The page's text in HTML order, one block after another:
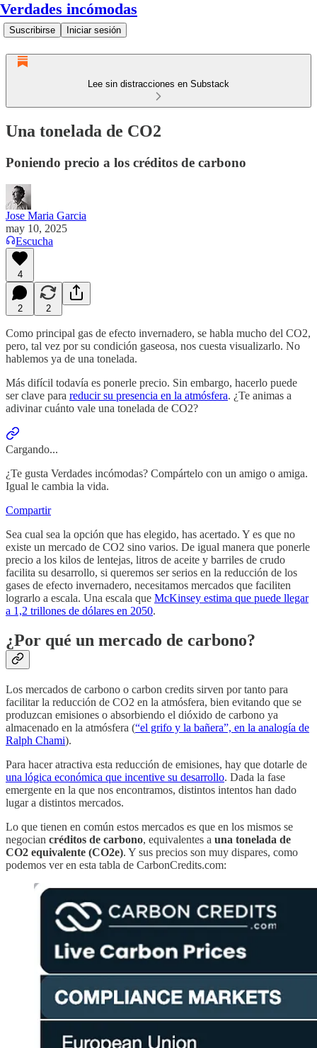
Verdades incómodas
Suscribirse Iniciar sesión
Lee sin distracciones en Substack
Una tonelada de CO2
Poniendo precio a los créditos de carbono
Jose Maria Garcia
may 10, 2025
Escucha
4
2 2
Como principal gas de efecto invernadero, se habla mucho del CO2,
pero, tal vez por su condición gaseosa, nos cuesta visualizarlo. No
hablemos ya de una tonelada.
Más difícil todavía es ponerle precio. Sin embargo, hacerlo puede
ser clave para reducir su presencia en la atmósfera. ¿Te animas a
adivinar cuánto vale una tonelada de CO2?
Cargando...
¿Te gusta Verdades incómodas? Compártelo con un amigo o amiga.
Igual le cambia la vida.
Compartir
Sea cual sea la opción que has elegido, has acertado. Y es que no
existe un mercado de CO2 sino varios. De igual manera que ponerle
precio a los kilos de lentejas, litros de aceite y barriles de crudo
facilita su desarrollo, si queremos ser serios en la reducción de los
gases de efecto invernadero, necesitamos mercados que faciliten
lograrlo a escala. Una escala que McKinsey estima que puede llegar
a 1,2 trillones de dólares en 2050.
¿Por qué un mercado de carbono?
Los mercados de carbono o carbon credits sirven por tanto para
facilitar la reducción de CO2 en la atmósfera, bien evitando que se
produzcan emisiones o absorbiendo el dióxido de carbono ya
almacenado en la atmósfera (“el grifo y la bañera”, en la analogía de
Ralph Chami).
Para hacer atractiva esta reducción de emisiones, hay que dotarle de
una lógica económica que incentive su desarrollo. Dada la fase
emergente en la que nos encontramos, distintos intentos han dado
lugar a distintos mercados.
Lo que tienen en común estos mercados es que en los mismos se
negocian créditos de carbono, equivalentes a una tonelada de
CO2 equivalente (CO2e). Y sus precios son muy dispares, como
podemos ver en esta tabla de CarbonCredits.com: